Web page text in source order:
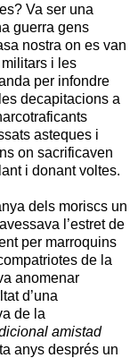
Va ser una
guerra gens
nostra on es van
i les
per infondre
decapitacions a
asteques i
on sacrificaven
i donant voltes.
dels moriscs un
l’estret de
per marroquins
de la
anomenar
d’una
de la
amistad
anys després un